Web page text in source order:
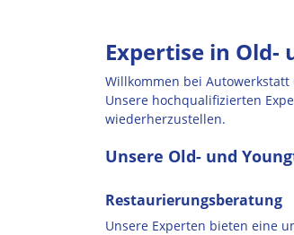
Expertise in
Willkommen bei
Unsere hochqualifizierten
wiederherzustellen.
Unsere Old- und
Restaurierungsberatung
Unsere Experten bieten eine